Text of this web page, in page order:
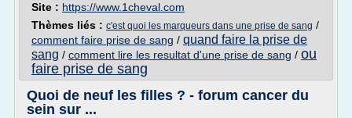
Site : https://www.1cheval.com
Thèmes liés : c'est quoi les marqueurs dans une prise de sang /
comment faire prise de sang / quand faire la prise de
sang / comment lire les resultat d'une prise de sang / ou
faire prise de sang
Quoi de neuf les filles ? - forum cancer du
sein sur ...